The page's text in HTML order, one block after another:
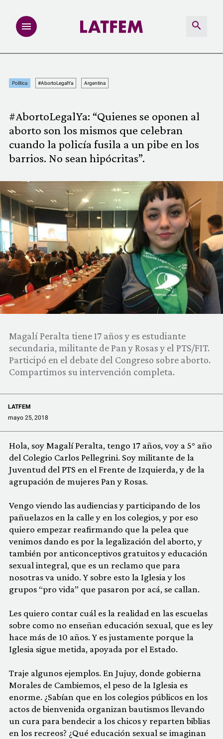
MULTIMEDIA
REDACCIÓN ABIERTA
PRODUCTOS
COMUNIDAD
QUIÉNES SOMOS
Política #AbortoLegalYa Argentina
#AbortoLegalYa: “Quienes se oponen al
aborto son los mismos que celebran
cuando la policía fusila a un pibe en los
barrios. No sean hipócritas”.
Magalí Peralta tiene 17 años y es estudiante
secundaria, militante de Pan y Rosas y el PTS/FIT.
Participó en el debate del Congreso sobre aborto.
Compartimos su intervención completa.
LATFEM
mayo 25, 2018
Hola, soy Magalí Peralta, tengo 17 años, voy a 5° año
del Colegio Carlos Pellegrini. Soy militante de la
Juventud del PTS en el Frente de Izquierda, y de la
agrupación de mujeres Pan y Rosas.
Vengo viendo las audiencias y participando de los
pañuelazos en la calle y en los colegios, y por eso
quiero empezar reafirmando que la pelea que
venimos dando es por la legalización del aborto, y
también por anticonceptivos gratuitos y educación
sexual integral, que es un reclamo que para
nosotras va unido. Y sobre esto la Iglesia y los
grupos “pro vida” que pasaron por acá, se callan.
Les quiero contar cuál es la realidad en las escuelas
sobre como no enseñan educación sexual, que es ley
hace más de 10 años. Y es justamente porque la
Iglesia sigue metida, apoyada por el Estado.
Traje algunos ejemplos. En Jujuy, donde gobierna
Morales de Cambiemos, el peso de la Iglesia es
enorme. ¿Sabían que en los colegios públicos en los
actos de bienvenida organizan bautismos llevando
un cura para bendecir a los chicos y reparten biblias
en los recreos? ¿Qué educación sexual se imaginan